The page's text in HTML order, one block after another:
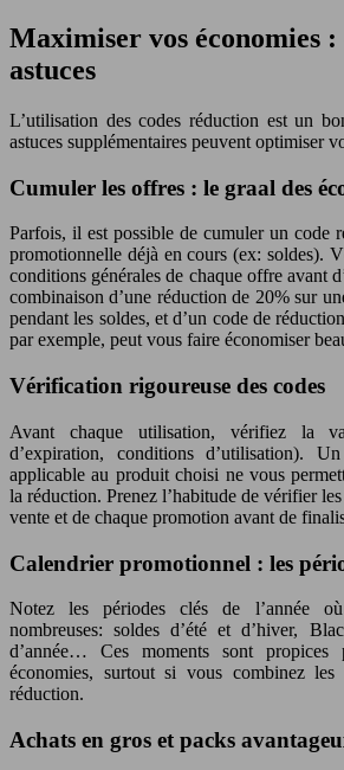
Maximiser vos économies :
astuces
L’utilisation des codes réduction est un
astuces supplémentaires peuvent optimiser
Cumuler les offres : le graal des
Parfois, il est possible de cumuler un code
promotionnelle déjà en cours (ex: soldes).
conditions générales de chaque offre avant
combinaison d’une réduction de 20% sur
pendant les soldes, et d’un code de
par exemple, peut vous faire économiser
Vérification rigoureuse des codes
Avant chaque utilisation, vérifiez la
d’expiration, conditions d’utilisation).
applicable au produit choisi ne vous
la réduction. Prenez l’habitude de vérifier
vente et de chaque promotion avant de
Calendrier promotionnel : les
Notez les périodes clés de l’année
nombreuses: soldes d’été et d’hiver,
d’année… Ces moments sont propices
économies, surtout si vous combinez
réduction.
Achats en gros et packs